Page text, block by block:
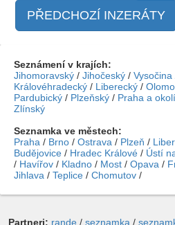
PŘEDCHOZÍ INZERÁTY
Seznámení v krajích:
Jihomoravský / Jihočeský / Vysočina
Královéhradecký / Liberecký /
Pardubický / Plzeňský / Praha a okolí
Zlínský
Seznamka ve městech:
Praha / Brno / Ostrava / Plzeň /
Budějovice / Hradec Králové / Ústí
/ Havířov / Kladno / Most / Opava /
Jihlava / Teplice / Chomutov /
Partneri: rande/ seznamka /